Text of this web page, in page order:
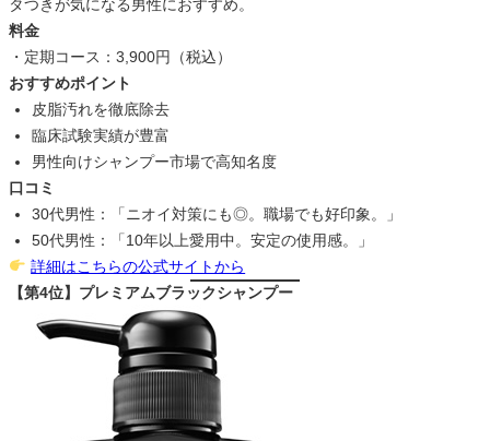
タつきが気になる男性におすすめ。
料金
・定期コース：3,900円（税込）
おすすめポイント
皮脂汚れを徹底除去
臨床試験実績が豊富
男性向けシャンプー市場で高知名度
口コミ
30代男性：「ニオイ対策にも◎。職場でも好印象。」
50代男性：「10年以上愛用中。安定の使用感。」
詳細はこちらの公式サイトから
【第4位】プレミアムブラックシャンプー